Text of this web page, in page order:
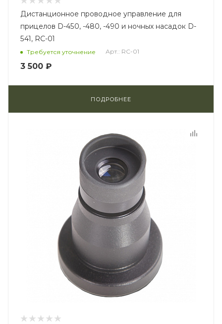
Дистанционное проводное управление для
прицелов D-450, -480, -490 и ночных насадок D-
541, RC-01
Требуется уточнение Арт.: RC-01
3 500 ₽
ПОДРОБНЕЕ